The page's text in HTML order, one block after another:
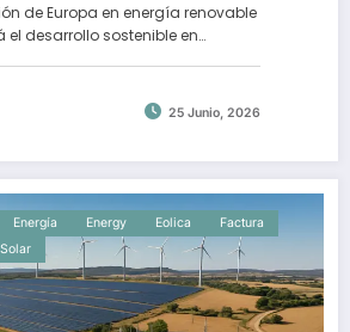
de Europa en energía renovable
desarrollo sostenible en…
25 Junio, 2026
Energía Energy Eolica
Factura
Solar